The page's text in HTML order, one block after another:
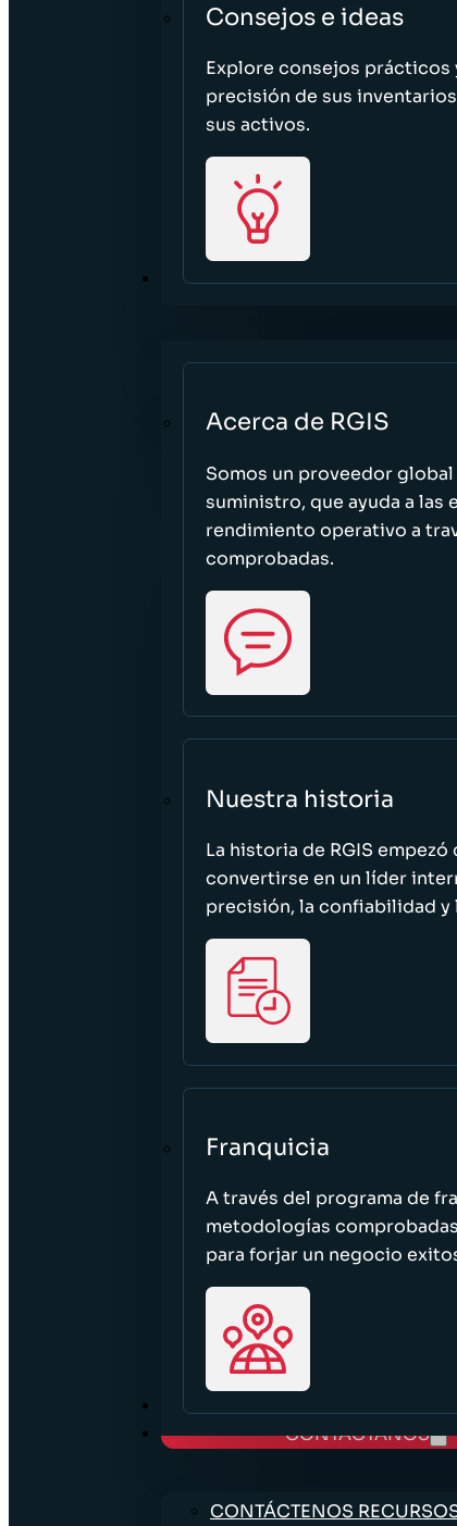
Consejos e ideas
Explore consejos prácticos
precisión de sus
sus activos.
ACERCA DE
Acerca de RGIS
Somos un proveedor
suministro, que ayuda a las
rendimiento operativo a
comprobadas.
Nuestra historia
La historia de RGIS
convertirse en un líder
precisión, la confiabilidad y
Franquicia
A través del programa de
metodologías
para forjar un negocio
TRABAJE CON NOSOTROS
CONTÁCTANOS
CONTÁCTENOS